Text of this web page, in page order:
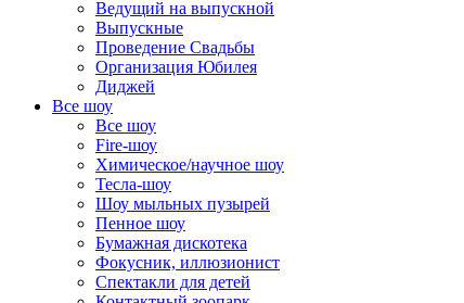
Ведущий на выпускной
Выпускные
Проведение Свадьбы
Организация Юбилея
Диджей
Все шоу
Все шоу
Fire-шоу
Химическое/научное шоу
Тесла-шоу
Шоу мыльных пузырей
Пенное шоу
Бумажная дискотека
Фокусник, иллюзионист
Спектакли для детей